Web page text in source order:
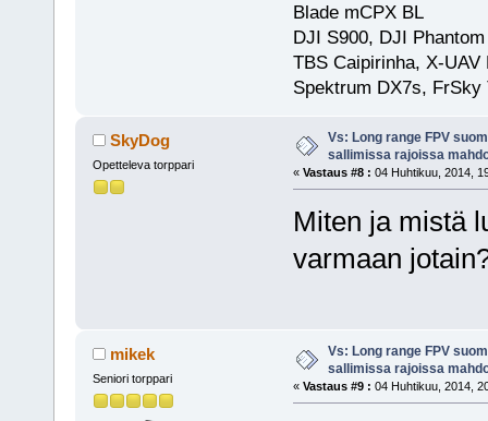
Blade mCPX BL
DJI S900, DJI
TBS Caipirinha, X-UAV
Spektrum DX7s, FrSky
SkyDog
Opetteleva torppari
Vs: Long range FPV
sallimissa rajoissa
« Vastaus #8 : 04 Huhtikuu, 2014,
Miten ja mistä
varmaan
mikek
Seniori torppari
Vs: Long range FPV
sallimissa rajoissa
« Vastaus #9 : 04 Huhtikuu, 2014,